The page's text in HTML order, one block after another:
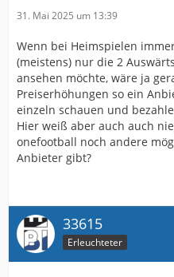
31. Mai 2025 um 13:39
Wenn bei Heimspielen
(meistens) nur die 2
ansehen möchte, wäre ja
Preiserhöhungen so ein
einzeln schauen und
Hier weiß aber auch auch
onefootball noch andere
Anbieter gibt?
33615
Erleuchteter